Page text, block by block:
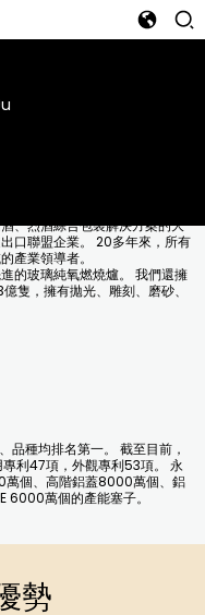
、烈酒綜合包裝解決方案的大
口聯盟企業。 20多年來，所有
產業領導者。
的玻璃純氧燃燒爐。 我們還擁
隻，擁有拋光、雕刻、磨砂、
品種均排名第一。 截至目前，
專利47項，外觀專利53項。 永
萬個、高階鋁蓋8000萬個、鋁
6000萬個的產能塞子。
勢